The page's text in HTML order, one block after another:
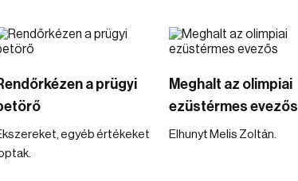
a prügyi
egyéb értékeket
Meghalt az olimpiai
ezüstérmes evezős
Elhunyt Melis Zoltán.